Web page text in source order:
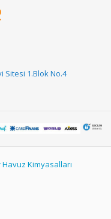
Sitesi 1.Blok No.4
Havuz Kimyasalları